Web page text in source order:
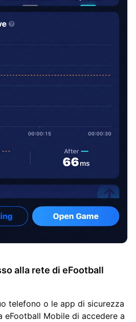
alla rete di eFootball
telefono o le app di sicurezza
eFootball Mobile di accedere a